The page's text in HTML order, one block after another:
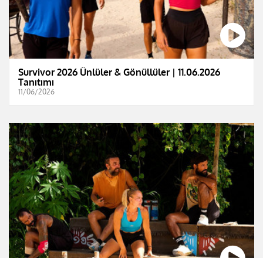
Survivor 2026 Ünlüler & Gönüllüler | 11.06.2026
Tanıtımı
11/06/2026